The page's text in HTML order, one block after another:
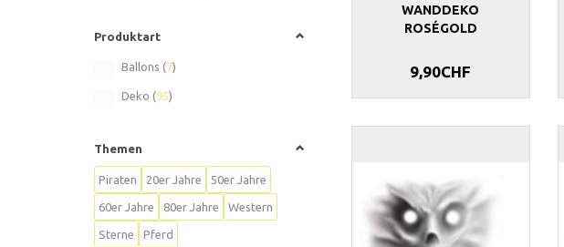
Produktart
Ballons (7)
Deko (95)
Themen
Piraten 20er Jahre 50er Jahre
60er Jahre 80er Jahre Western
Sterne Pferd
WANDDEKO
ROSÉGOLD
9,90CHF